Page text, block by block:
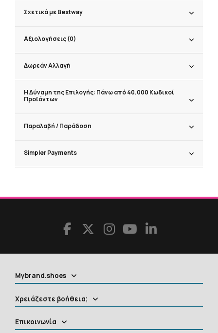
Σχετικά με Bestway
Αξιολογήσεις (0)
Δωρεάν Αλλαγή
Η Δύναμη της Επιλογής: Πάνω από 40.000 Κωδικοί
Προϊόντων
Παραλαβή / Παράδoση
Simpler Payments
Mybrand.shoes
Χρειάζεστε βοήθεια;
Επικοινωνία